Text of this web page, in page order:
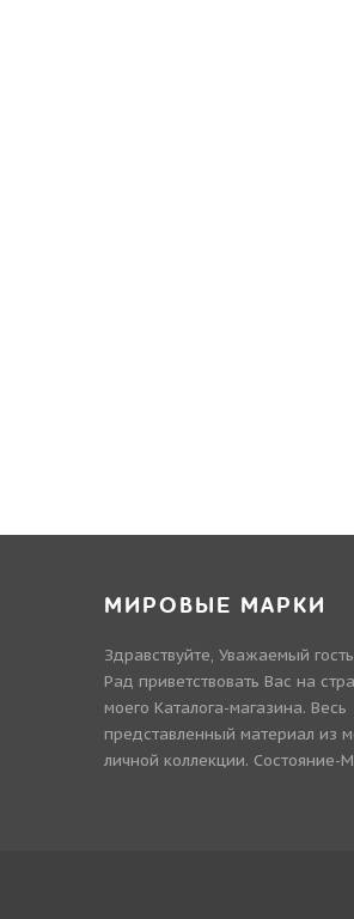
МИРОВЫЕ МАРКИ
Здравствуйте, Уважаемый
Рад приветствовать Вас на
моего Каталога-магазина. Весь
представленный материал из
личной коллекции. Состояние-